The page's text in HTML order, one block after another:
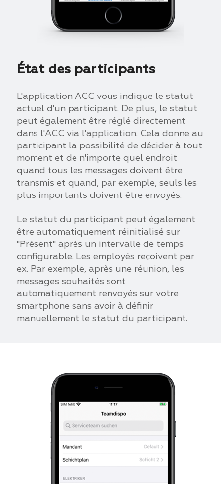
État des participants
L'application ACC vous indique le statut
actuel d'un participant. De plus, le statut
peut également être réglé directement
dans l'ACC via l'application. Cela donne au
participant la possibilité de décider à tout
moment et de n'importe quel endroit
quand tous les messages doivent être
transmis et quand, par exemple, seuls les
plus importants doivent être envoyés.
Le statut du participant peut également
être automatiquement réinitialisé sur
"Présent" après un intervalle de temps
configurable. Les employés reçoivent par
ex. Par exemple, après une réunion, les
messages souhaités sont
automatiquement renvoyés sur votre
smartphone sans avoir à définir
manuellement le statut du participant.